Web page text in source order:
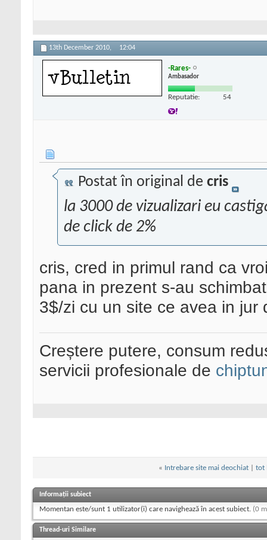
13th December 2010, 12:04
-Rares-
Ambasador
Reputatie: 54
Postat în original de cris
la 3000 de vizualizari eu
de click de 2%
cris, cred in primul rand ca
pana in prezent s-au
3$/zi cu un site ce avea in jur
Creștere putere, consum
servicii profesionale de
« Intrebare site mai deochiat tot
Informații subiect
Momentan este/sunt 1 utilizator(i) care navighează în acest subiect. (0
Thread-uri Similare